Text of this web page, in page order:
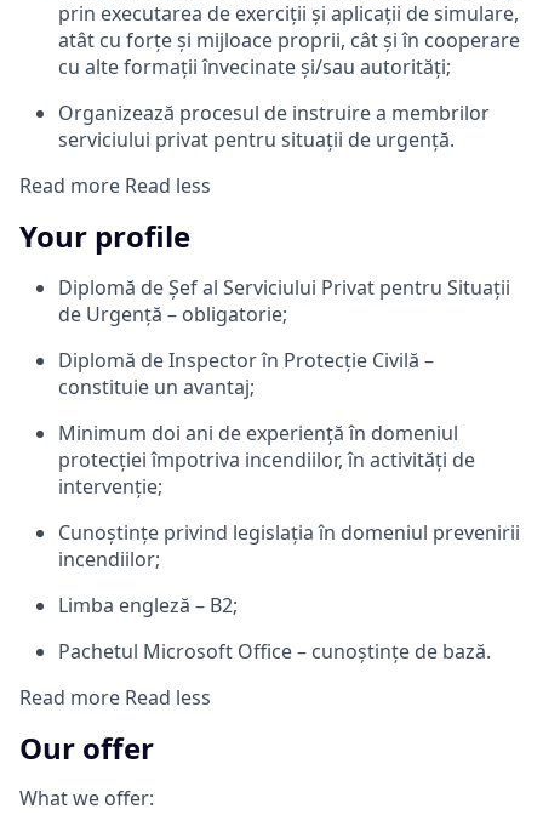
prin executarea de exerciții și aplicații de simulare,
atât cu forțe și mijloace proprii, cât și în cooperare
cu alte formații învecinate și/sau autorități;
Organizează procesul de instruire a membrilor
serviciului privat pentru situații de urgență.
Read more Read less
Your profile
Diplomă de Șef al Serviciului Privat pentru Situații
de Urgență – obligatorie;
Diplomă de Inspector în Protecție Civilă –
constituie un avantaj;
Minimum doi ani de experiență în domeniul
protecției împotriva incendiilor, în activități de
intervenție;
Cunoștințe privind legislația în domeniul prevenirii
incendiilor;
Limba engleză – B2;
Pachetul Microsoft Office – cunoștințe de bază.
Read more Read less
Our offer
What we offer: